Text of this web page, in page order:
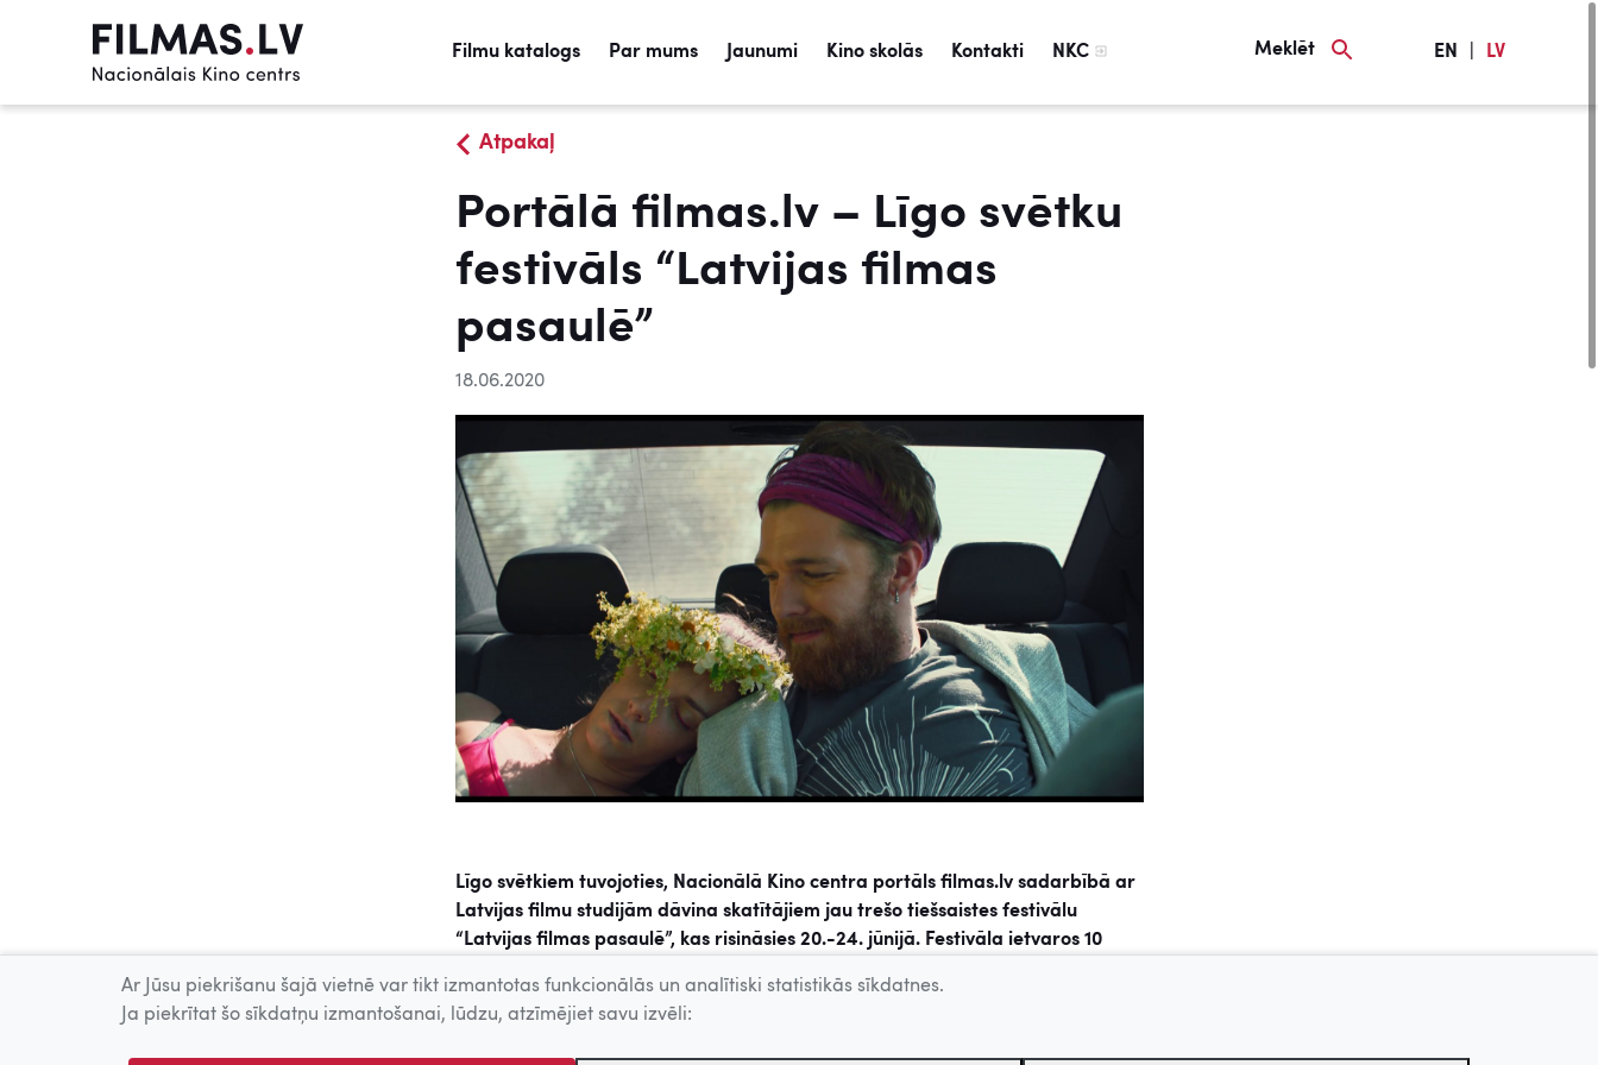
Filmu katalogs Par mums Jaunumi Kino skolās Kontakti NKC Meklēt EN LV
Atpakaļ
Portālā filmas.lv – Līgo svētku
festivāls “Latvijas filmas
pasaulē”
18.06.2020
Līgo svētkiem tuvojoties, Nacionālā Kino centra portāls filmas.lv sadarbībā ar
Latvijas filmu studijām dāvina skatītājiem jau trešo tiešsaistes festivālu
“Latvijas filmas pasaulē”, kas risināsies 20.-24. jūnijā. Festivāla ietvaros 10
pieejamas noskatīšanai bez maksas datorā jebkurā pasaules vietā, kur vien
atrodams interneta pārklājums.
Ar Jūsu piekrišanu šajā vietnē var tikt izmantotas funkcionālās un analītiski statistikās sīkdatnes.
Ja piekrītat šo sīkdatņu izmantošanai, lūdzu, atzīmējiet savu izvēli: